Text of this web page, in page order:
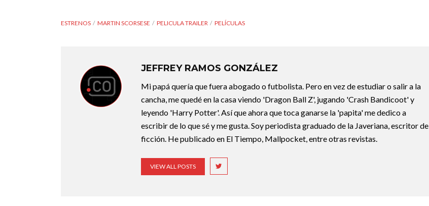
ESTRENOS MARTIN SCORSESE PELICULA TRAILER PELÍCULAS
JEFFREY RAMOS GONZÁLEZ
Mi papá quería que fuera abogado o futbolista. Pero en vez de estudiar o salir a la
cancha, me quedé en la casa viendo 'Dragon Ball Z', jugando 'Crash Bandicoot' y
leyendo 'Harry Potter'. Así que ahora que toca ganarse la 'papita' me dedico a
escribir de lo que sé y me gusta. Soy periodista graduado de la Javeriana, escritor de
ficción. He publicado en El Tiempo, Mallpocket, entre otras revistas.
VIEW ALL POSTS